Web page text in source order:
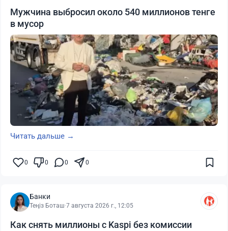
Мужчина выбросил около 540 миллионов тенге
в мусор
Читать дальше →
0 0 0 0
Банки
Теңіз Боташ·7 августа 2026 г., 12:05
Как снять миллионы с Kaspi без комиссии